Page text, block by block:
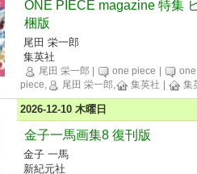
ONE PIECE magazine 特集
梱版
尾田 栄一郎
集英社
尾田 栄一郎 one piece
piece,
尾田 栄一郎, 集英社 集
2026-12-10 木曜日
金子一馬画集8 復刊版
金子 一馬
新紀元社